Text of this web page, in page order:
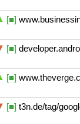
[■]
[■]
[■]
[■] t3n.de/tag/